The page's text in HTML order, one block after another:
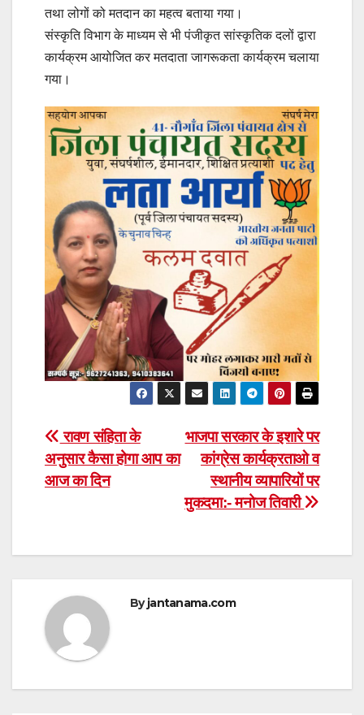
तथा लोगों को मतदान का महत्व बताया गया।
संस्कृति विभाग के माध्यम से भी पंजीकृत सांस्कृतिक दलों द्वारा
कार्यक्रम आयोजित कर मतदाता जागरूकता कार्यक्रम चलाया
गया।
Post
navigation
भाजपा सरकार के इशारे पर
कांग्रेस कार्यक्रताओ व
स्थानीय व्यापारियों पर
मुकदमा:- मनोज तिवारी
रावण संहिता के
अनुसार कैसा होगा आप का
आज का दिन
Byjantanama.com